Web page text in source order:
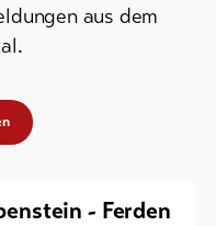
aus dem
- Ferden